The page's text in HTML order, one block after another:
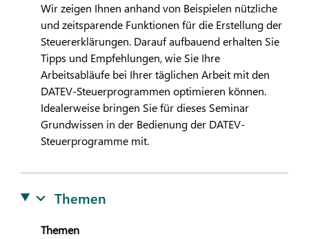
Wir zeigen Ihnen anhand von Beispielen nützliche
und zeitsparende Funktionen für die Erstellung der
Steuererklärungen. Darauf aufbauend erhalten Sie
Tipps und Empfehlungen, wie Sie Ihre
Arbeitsabläufe bei Ihrer täglichen Arbeit mit den
DATEV-Steuerprogrammen optimieren können.
Idealerweise bringen Sie für dieses Seminar
Grundwissen in der Bedienung der DATEV-
Steuerprogramme mit.
Themen
Themen